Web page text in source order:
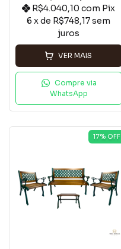
R$4.040,10com Pix
6 x de R$748,17sem
juros
VER MAIS
Compre via
WhatsApp
17% OFF